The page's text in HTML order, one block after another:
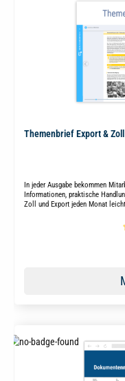
Themenbrief Export & Zoll
In jeder Ausgabe bekommen
Informationen, praktische
Zoll und Export jeden Monat
Durchschnittliche